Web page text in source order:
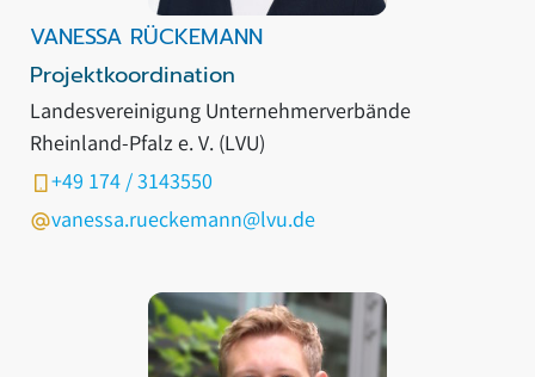
VANESSA RÜCKEMANN
Projektkoordination
Landesvereinigung Unternehmerverbände
Rheinland-Pfalz e. V. (LVU)
+49 174 / 3143550
vanessa.rueckemann@lvu.de